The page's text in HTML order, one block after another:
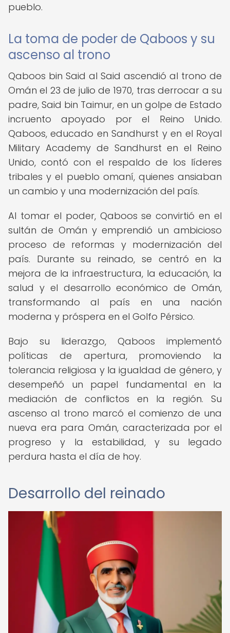
pueblo.
La toma de poder de Qaboos y su
ascenso al trono
Qaboos bin Said al Said ascendió al trono de
Omán el 23 de julio de 1970, tras derrocar a su
padre, Said bin Taimur, en un golpe de Estado
incruento apoyado por el Reino Unido.
Qaboos, educado en Sandhurst y en el Royal
Military Academy de Sandhurst en el Reino
Unido, contó con el respaldo de los líderes
tribales y el pueblo omaní, quienes ansiaban
un cambio y una modernización del país.
Al tomar el poder, Qaboos se convirtió en el
sultán de Omán y emprendió un ambicioso
proceso de reformas y modernización del
país. Durante su reinado, se centró en la
mejora de la infraestructura, la educación, la
salud y el desarrollo económico de Omán,
transformando al país en una nación
moderna y próspera en el Golfo Pérsico.
Bajo su liderazgo, Qaboos implementó
políticas de apertura, promoviendo la
tolerancia religiosa y la igualdad de género, y
desempeñó un papel fundamental en la
mediación de conflictos en la región. Su
ascenso al trono marcó el comienzo de una
nueva era para Omán, caracterizada por el
progreso y la estabilidad, y su legado
perdura hasta el día de hoy.
Desarrollo del reinado